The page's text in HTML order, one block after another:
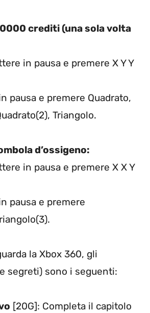
crediti (una sola volta
in pausa e premere X Y Y
pausa e premere Quadrato,
Triangolo.
d’ossigeno:
in pausa e premere X X Y
pausa e premere
la Xbox 360, gli
segreti) sono i seguenti:
[20G]: Completa il capitolo